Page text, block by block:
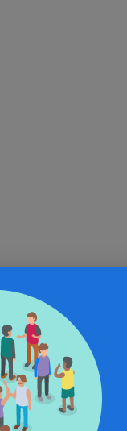
sur
d’évaluations,
ressources,